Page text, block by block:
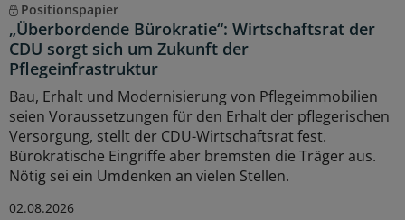
Positionspapier
„Überbordende Bürokratie“: Wirtschaftsrat der
CDU sorgt sich um Zukunft der
Pflegeinfrastruktur
Bau, Erhalt und Modernisierung von Pflegeimmobilien
seien Voraussetzungen für den Erhalt der pflegerischen
Versorgung, stellt der CDU-Wirtschaftsrat fest.
Bürokratische Eingriffe aber bremsten die Träger aus.
Nötig sei ein Umdenken an vielen Stellen.
02.08.2026